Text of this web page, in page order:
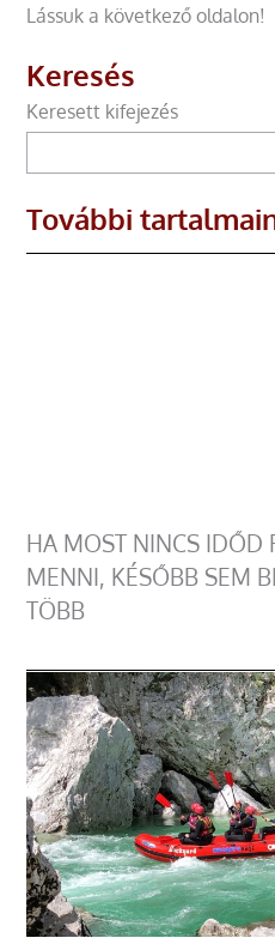
Lássuk a következő oldalon!
Keresés
Keresett kifejezés
További
HA MOST NINCS IDŐD
MENNI, KÉSŐBB SEM
TÖBB